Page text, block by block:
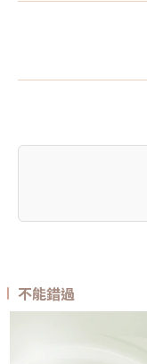
不能錯過